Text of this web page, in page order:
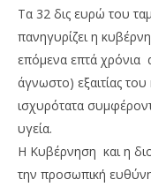
Τα 32 δις ευρώ του
πανηγυρίζει η
επόμενα επτά χρόνια
άγνωστο) εξαιτίας
ισχυρότατα
Η Κυβέρνηση και η
την προσωπική